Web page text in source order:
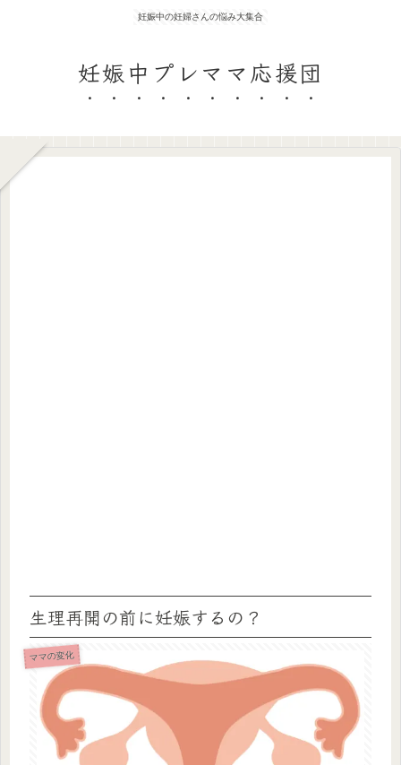
妊娠中の妊婦さんの悩み大集合
妊娠中プレママ応援団
生理再開の前に妊娠するの？
ママの変化